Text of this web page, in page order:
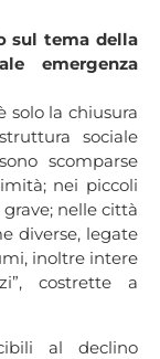
sul tema della
emergenza
solo la chiusura
sociale
scomparse
nei piccoli
nelle città
diverse, legate
inoltre intere
costrette a
al declino